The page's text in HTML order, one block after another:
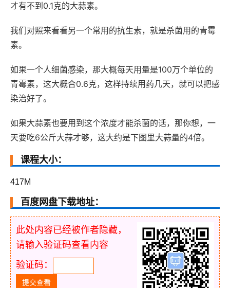
才有不到0.1克的大蒜素。
我们对照来看看另一个常用的抗生素，就是杀菌用的青霉
素。
如果一个人细菌感染，那大概每天用量是100万个单位的
青霉素，这大概合0.6克，这样持续用药几天，就可以把感
染治好了。
如果大蒜素也要用到这个浓度才能杀菌的话，那你想，一
天要吃6公斤大蒜才够，这大约是下图里大蒜量的4倍。
课程大小：
417M
百度网盘下载地址：
此处内容已经被作者隐藏，
请输入验证码查看内容
验证码：